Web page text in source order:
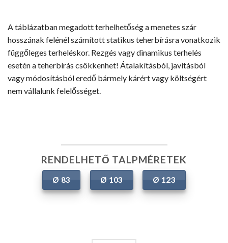
A táblázatban megadott terhelhetőség a menetes szár
hosszának felénél számított statikus teherbírásra vonatkozik
függőleges terheléskor. Rezgés vagy dinamikus terhelés
esetén a teherbírás csökkenhet! Átalakításból, javításból
vagy módosításból eredő bármely kárért vagy költségért
nem vállalunk felelősséget.
RENDELHETŐ TALPMÉRETEK
Ø 83 Ø 103 Ø 123